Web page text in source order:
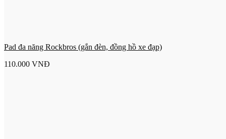
Pad đa năng Rockbros (gắn đèn, đồng hồ xe đạp)
110.000 VNĐ